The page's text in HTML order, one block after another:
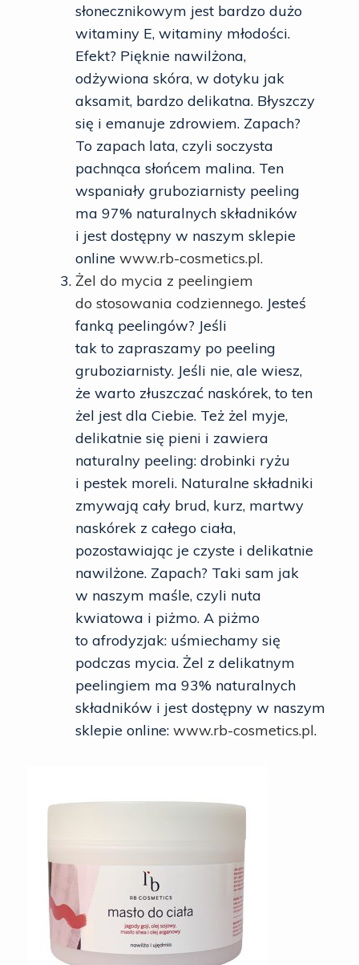
słonecznikowym jest bardzo dużo
witaminy E, witaminy młodości.
Efekt? Pięknie nawilżona,
odżywiona skóra, w dotyku jak
aksamit, bardzo delikatna. Błyszczy
się i emanuje zdrowiem. Zapach?
To zapach lata, czyli soczysta
pachnąca słońcem malina. Ten
wspaniały gruboziarnisty peeling
ma 97% naturalnych składników
i jest dostępny w naszym sklepie
online www.rb-cosmetics.pl.
Żel do mycia z peelingiem
do stosowania codziennego. Jesteś
fanką peelingów? Jeśli
tak to zapraszamy po peeling
gruboziarnisty. Jeśli nie, ale wiesz,
że warto złuszczać naskórek, to ten
żel jest dla Ciebie. Też żel myje,
delikatnie się pieni i zawiera
naturalny peeling: drobinki ryżu
i pestek moreli. Naturalne składniki
zmywają cały brud, kurz, martwy
naskórek z całego ciała,
pozostawiając je czyste i delikatnie
nawilżone. Zapach? Taki sam jak
w naszym maśle, czyli nuta
kwiatowa i piżmo. A piżmo
to afrodyzjak: uśmiechamy się
podczas mycia. Żel z delikatnym
peelingiem ma 93% naturalnych
składników i jest dostępny w naszym
sklepie online: www.rb-cosmetics.pl.